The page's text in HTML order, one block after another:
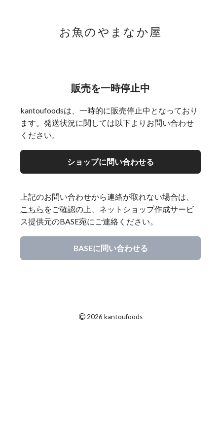
お魚のやまなか屋
販売を一時停止中
kantoufoodsは、一時的に販売停止中となっており
ます。発送状況に関しては以下よりお問い合わせ
ください。
ショップに問い合わせる
上記のお問い合わせから連絡が取れない場合は、
こちら をご確認の上、ネットショップ作成サービ
ス提供元のBASE宛にご連絡ください。
BASEに問い合わせる
© 2026 kantoufoods